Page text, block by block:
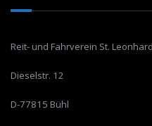
Reit- und Fahrverein St.
Dieselstr. 12
D-77815 Bühl